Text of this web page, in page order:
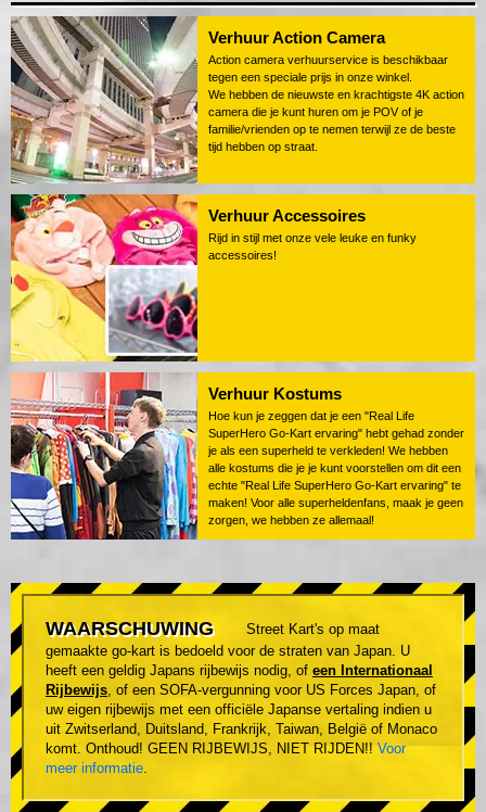
Verhuur Action Camera
Action camera verhuurservice is beschikbaar
tegen een speciale prijs in onze winkel.
We hebben de nieuwste en krachtigste 4K action
camera die je kunt huren om je POV of je
familie/vrienden op te nemen terwijl ze de beste
tijd hebben op straat.
Verhuur Accessoires
Rijd in stijl met onze vele leuke en funky
accessoires!
Verhuur Kostums
Hoe kun je zeggen dat je een "Real Life
SuperHero Go-Kart ervaring" hebt gehad zonder
je als een superheld te verkleden! We hebben
alle kostums die je je kunt voorstellen om dit een
echte "Real Life SuperHero Go-Kart ervaring" te
maken! Voor alle superheldenfans, maak je geen
zorgen, we hebben ze allemaal!
WAARSCHUWING
Street Kart's op maat
gemaakte go-kart is bedoeld voor de straten van Japan. U
heeft een geldig Japans rijbewijs nodig, of een Internationaal
Rijbewijs, of een SOFA-vergunning voor US Forces Japan, of
uw eigen rijbewijs met een officiële Japanse vertaling indien u
uit Zwitserland, Duitsland, Frankrijk, Taiwan, België of Monaco
komt. Onthoud! GEEN RIJBEWIJS, NIET RIJDEN!! Voor
meer informatie.